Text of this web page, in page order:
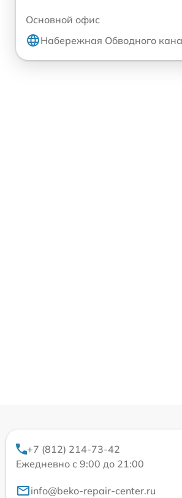
Основной офис
Набережная Обводного
+7 (812) 214-73-42
Ежедневно с 9:00 до 21:00
info@beko-repair-center.ru